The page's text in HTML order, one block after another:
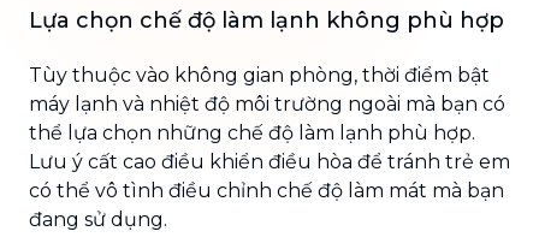
Lựa chọn chế độ làm lạnh không phù hợp
Tùy thuộc vào không gian phòng, thời điểm bật
máy lạnh và nhiệt độ môi trường ngoài mà bạn có
thể lựa chọn những chế độ làm lạnh phù hợp.
Lưu ý cất cao điều khiển điều hòa để tránh trẻ em
có thể vô tình điều chỉnh chế độ làm mát mà bạn
đang sử dụng.